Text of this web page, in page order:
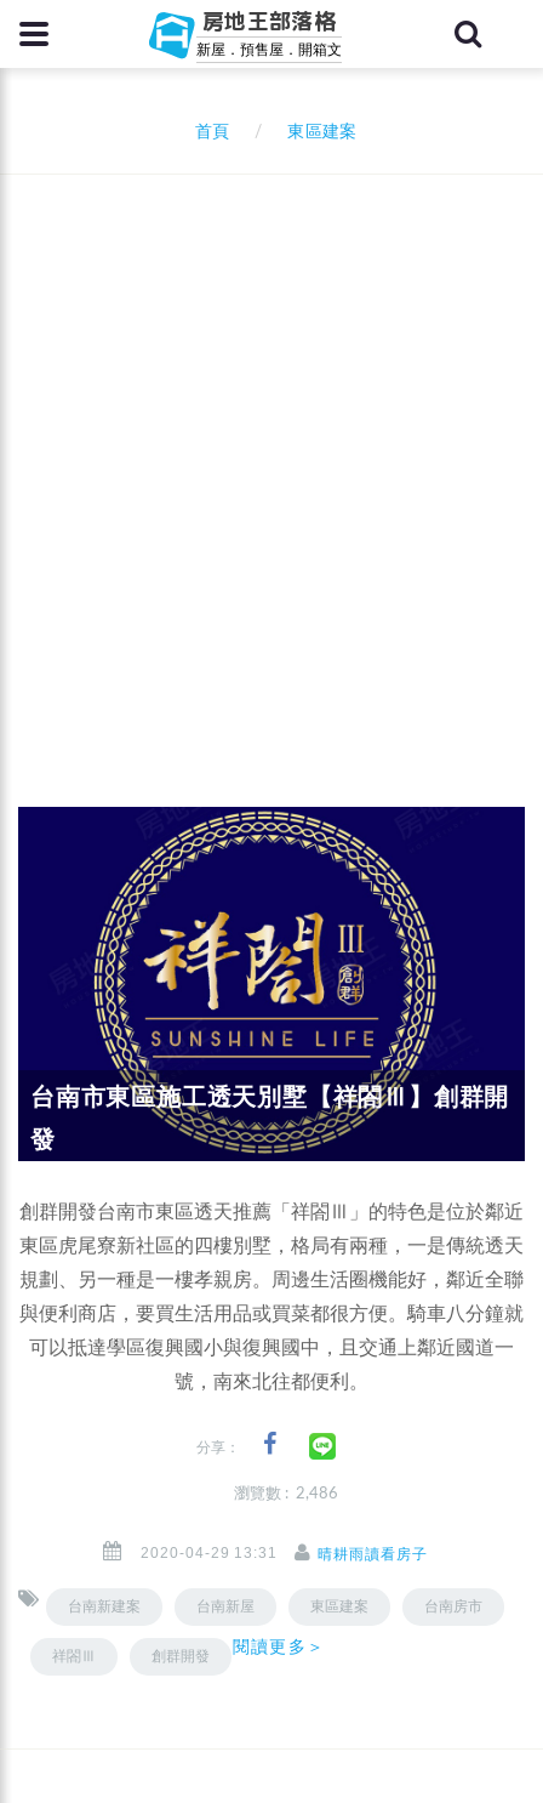
房地王部落格
新屋．預售屋．開箱文
首頁 東區建案
台南市東區施工透天別墅【祥閤Ⅲ】創群開
發
創群開發台南市東區透天推薦「祥閤Ⅲ」的特色是位於鄰近
東區虎尾寮新社區的四樓別墅，格局有兩種，一是傳統透天
規劃、另一種是一樓孝親房。周邊生活圈機能好，鄰近全聯
與便利商店，要買生活用品或買菜都很方便。騎車八分鐘就
可以抵達學區復興國小與復興國中，且交通上鄰近國道一
號，南來北往都便利。
分享：
瀏覽數 : 2,486
2020-04-29 13:31 晴耕雨讀看房子
台南新建案 台南新屋 東區建案 台南房市
祥閤Ⅲ 創群開發 閱讀更多＞